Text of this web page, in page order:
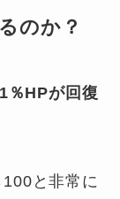
のか？
％HPが回復
と非常に